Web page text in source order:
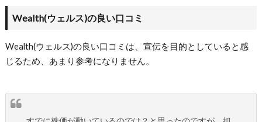
Wealth(ウェルス)の良い口コミ
Wealth(ウェルス)の良い口コミは、宣伝を目的としていると感
じるため、あまり参考になりません。